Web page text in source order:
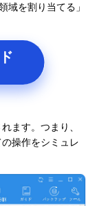
域を割り当てる」
ます。つまり、
操作をシミュレ